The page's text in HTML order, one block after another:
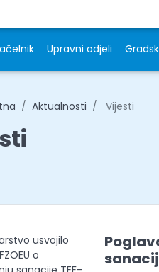
Upravni odjeli
Aktualnosti Vijesti